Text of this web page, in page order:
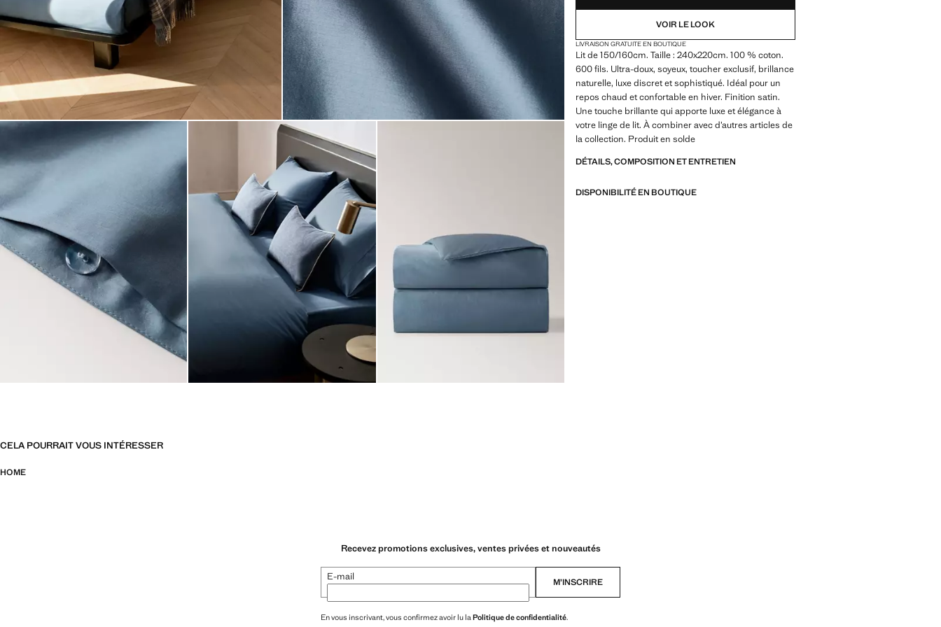
VOIR LE LOOK
LIVRAISON GRATUITE EN BOUTIQUE
Lit de 150/160cm. Taille : 240x220cm. 100 % coton.
600 fils. Ultra-doux, soyeux, toucher exclusif, brillance
naturelle, luxe discret et sophistiqué. Idéal pour un
repos chaud et confortable en hiver. Finition satin.
Une touche brillante qui apporte luxe et élégance à
votre linge de lit. À combiner avec d’autres articles de
la collection. Produit en solde
DÉTAILS, COMPOSITION ET ENTRETIEN
DISPONIBILITÉ EN BOUTIQUE
CELA POURRAIT VOUS INTÉRESSER
HOME
Recevez promotions exclusives, ventes privées et nouveautés
E-mail M’INSCRIRE
En vous inscrivant, vous confirmez avoir lu laPolitique de confidentialité.